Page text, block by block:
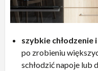
szybkie chłodzenie
po zrobieniu
schłodzić napoje lub